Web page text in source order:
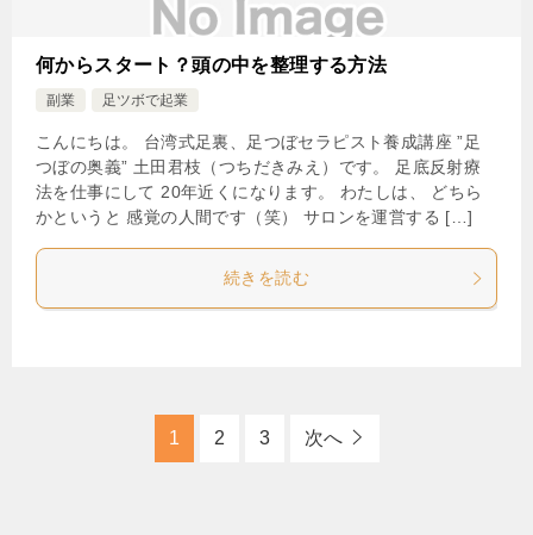
何からスタート？頭の中を整理する方法
副業 足ツボで起業
こんにちは。 台湾式足裏、足つぼセラピスト養成講座 ”足
つぼの奥義” 土田君枝（つちだきみえ）です。 足底反射療
法を仕事にして 20年近くになります。 わたしは、 どちら
かというと 感覚の人間です（笑） サロンを運営する […]
続きを読む
1 2 3 次へ